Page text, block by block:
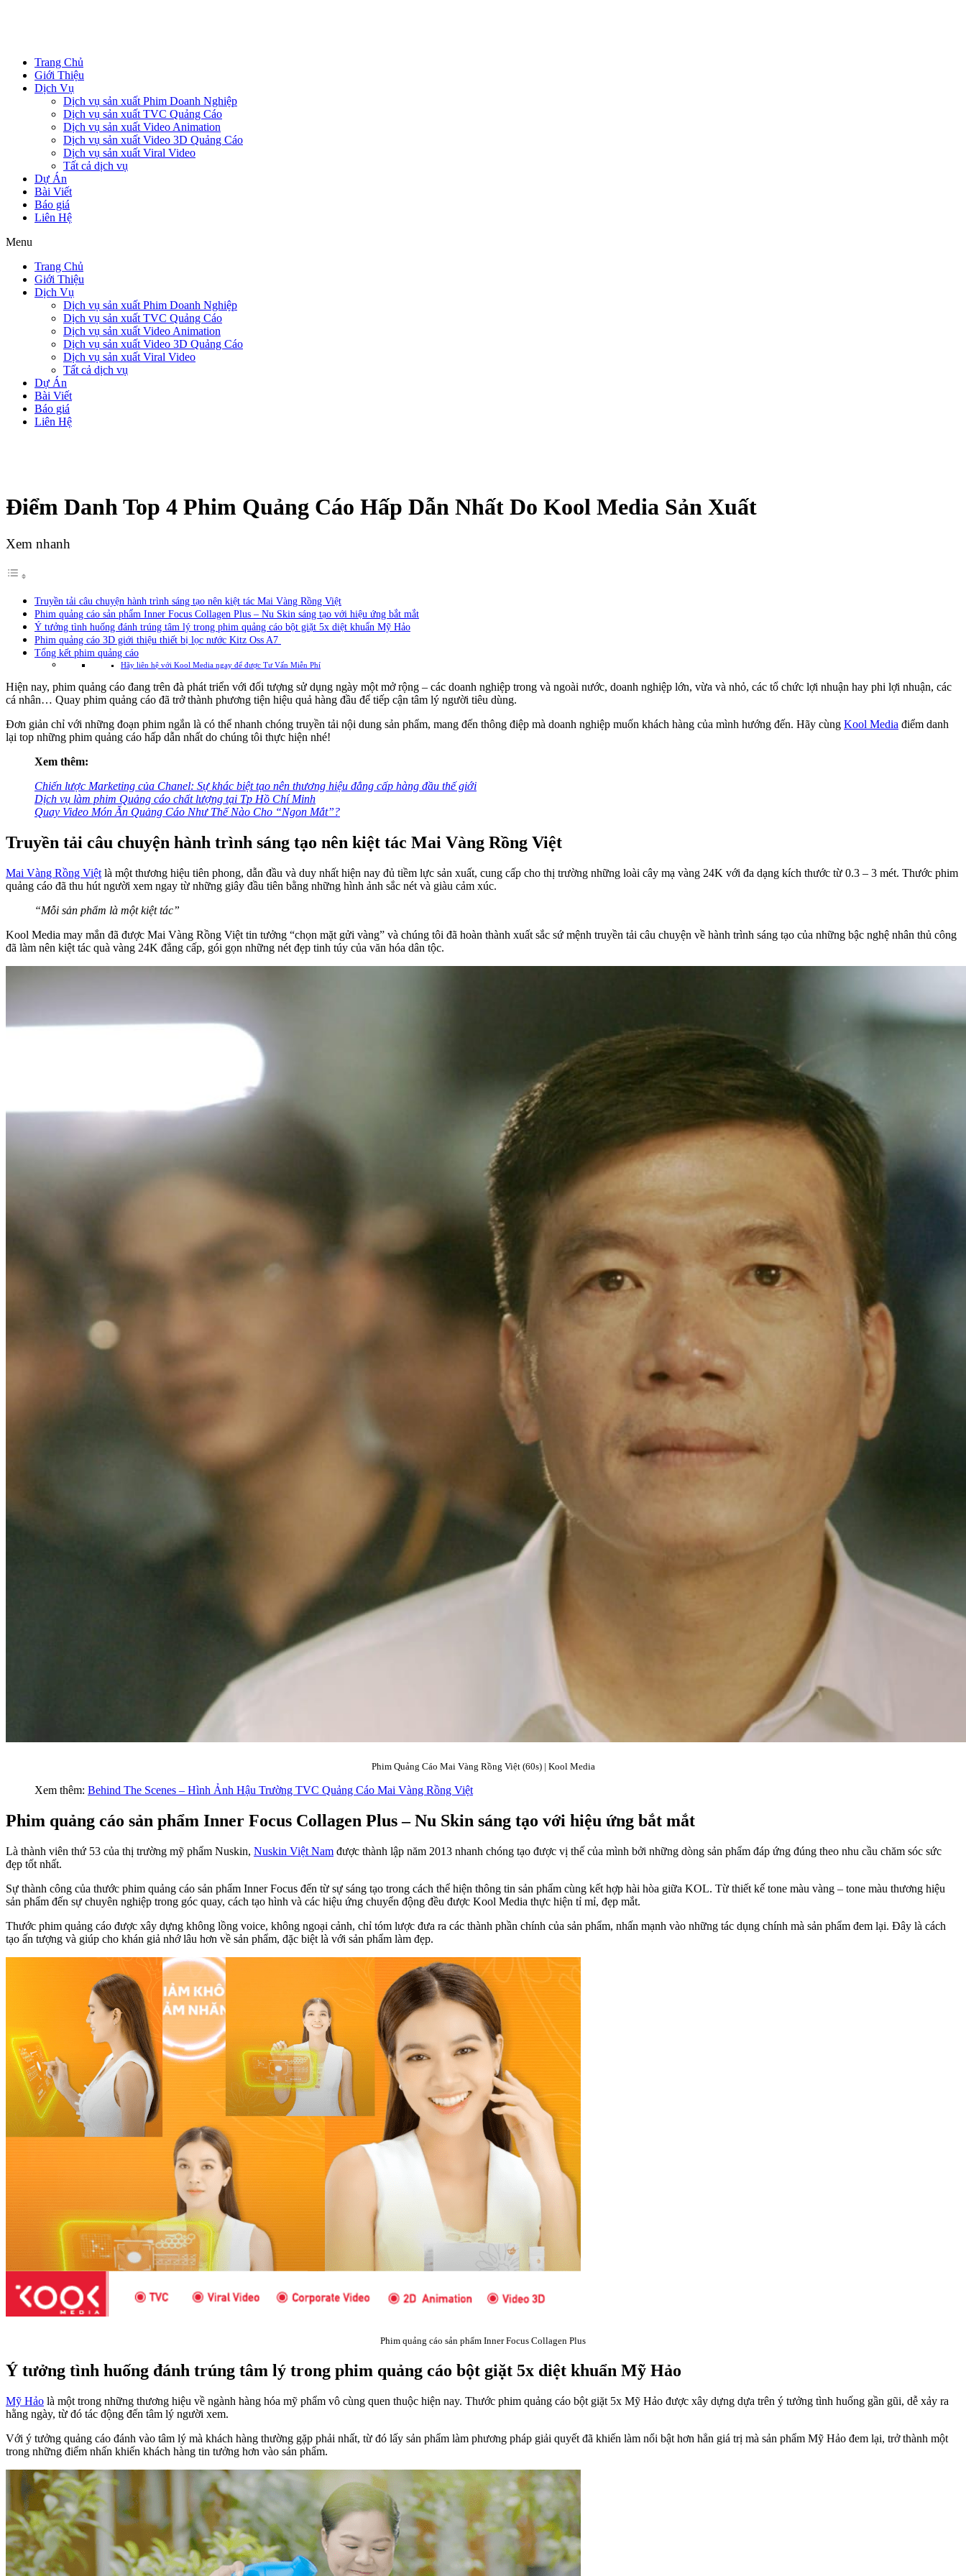
Trang Chủ
Giới Thiệu
Dịch Vụ
Dịch vụ sản xuất Phim Doanh Nghiệp
Dịch vụ sản xuất TVC Quảng Cáo
Dịch vụ sản xuất Video Animation
Dịch vụ sản xuất Video 3D Quảng Cáo
Dịch vụ sản xuất Viral Video
Tất cả dịch vụ
Dự Án
Bài Viết
Báo giá
Liên Hệ
Menu
Trang Chủ
Giới Thiệu
Dịch Vụ
Dịch vụ sản xuất Phim Doanh Nghiệp
Dịch vụ sản xuất TVC Quảng Cáo
Dịch vụ sản xuất Video Animation
Dịch vụ sản xuất Video 3D Quảng Cáo
Dịch vụ sản xuất Viral Video
Tất cả dịch vụ
Dự Án
Bài Viết
Báo giá
Liên Hệ
Điểm Danh Top 4 Phim Quảng Cáo Hấp Dẫn Nhất Do Kool Media Sản Xuất
Xem nhanh
Truyền tải câu chuyện hành trình sáng tạo nên kiệt tác Mai Vàng Rồng Việt
Phim quảng cáo sản phẩm Inner Focus Collagen Plus – Nu Skin sáng tạo với hiệu ứng bắt mắt
Ý tưởng tình huống đánh trúng tâm lý trong phim quảng cáo bột giặt 5x diệt khuẩn Mỹ Hảo
Phim quảng cáo 3D giới thiệu thiết bị lọc nước Kitz Oss A7
Tổng kết phim quảng cáo
Hãy liên hệ với Kool Media ngay để được Tư Vấn Miễn Phí
Hiện nay, phim quảng cáo đang trên đà phát triển với đối tượng sử dụng ngày một mở rộng – các doanh nghiệp trong và ngoài nước, doanh nghiệp lớn, vừa và nhỏ, các tổ chức lợi nhuận hay phi lợi nhuận, các
cá nhân… Quay phim quảng cáo đã trở thành phương tiện hiệu quả hàng đầu để tiếp cận tâm lý người tiêu dùng.
Đơn giản chỉ với những đoạn phim ngắn là có thể nhanh chóng truyền tải nội dung sản phẩm, mang đến thông điệp mà doanh nghiệp muốn khách hàng của mình hướng đến. Hãy cùng Kool Media điểm danh
lại top những phim quảng cáo hấp dẫn nhất do chúng tôi thực hiện nhé!
Xem thêm:
Chiến lược Marketing của Chanel: Sự khác biệt tạo nên thương hiệu đẳng cấp hàng đầu thế giới
Dịch vụ làm phim Quảng cáo chất lượng tại Tp Hồ Chí Minh
Quay Video Món Ăn Quảng Cáo Như Thế Nào Cho “Ngon Mắt”?
Truyền tải câu chuyện hành trình sáng tạo nên kiệt tác Mai Vàng Rồng Việt
Mai Vàng Rồng Việt là một thương hiệu tiên phong, dẫn đầu và duy nhất hiện nay đủ tiềm lực sản xuất, cung cấp cho thị trường những loài cây mạ vàng 24K với đa dạng kích thước từ 0.3 – 3 mét. Thước phim
quảng cáo đã thu hút người xem ngay từ những giây đầu tiên bằng những hình ảnh sắc nét và giàu cảm xúc.
“Mỗi sản phẩm là một kiệt tác”
Kool Media may mắn đã được Mai Vàng Rồng Việt tin tưởng “chọn mặt gửi vàng” và chúng tôi đã hoàn thành xuất sắc sứ mệnh truyền tải câu chuyện về hành trình sáng tạo của những bậc nghệ nhân thủ công
đã làm nên kiệt tác quà vàng 24K đẳng cấp, gói gọn những nét đẹp tinh túy của văn hóa dân tộc.
Phim Quảng Cáo Mai Vàng Rồng Việt (60s) | Kool Media
Xem thêm: Behind The Scenes – Hình Ảnh Hậu Trường TVC Quảng Cáo Mai Vàng Rồng Việt
Phim quảng cáo sản phẩm Inner Focus Collagen Plus – Nu Skin sáng tạo với hiệu ứng bắt mắt
Là thành viên thứ 53 của thị trường mỹ phẩm Nuskin, Nuskin Việt Nam được thành lập năm 2013 nhanh chóng tạo được vị thế của mình bởi những dòng sản phẩm đáp ứng đúng theo nhu cầu chăm sóc sức
đẹp tốt nhất.
Sự thành công của thước phim quảng cáo sản phẩm Inner Focus đến từ sự sáng tạo trong cách thể hiện thông tin sản phẩm cùng kết hợp hài hòa giữa KOL. Từ thiết kế tone màu vàng – tone màu thương hiệu
sản phẩm đến sự chuyên nghiệp trong góc quay, cách tạo hình và các hiệu ứng chuyển động đều được Kool Media thực hiện tỉ mỉ, đẹp mắt.
Thước phim quảng cáo được xây dựng không lồng voice, không ngoại cảnh, chỉ tóm lược đưa ra các thành phần chính của sản phẩm, nhấn mạnh vào những tác dụng chính mà sản phẩm đem lại. Đây là cách
tạo ấn tượng và giúp cho khán giả nhớ lâu hơn về sản phẩm, đặc biệt là với sản phẩm làm đẹp.
Phim quảng cáo sản phẩm Inner Focus Collagen Plus
Ý tưởng tình huống đánh trúng tâm lý trong phim quảng cáo bột giặt 5x diệt khuẩn Mỹ Hảo
Mỹ Hảo là một trong những thương hiệu về ngành hàng hóa mỹ phẩm vô cùng quen thuộc hiện nay. Thước phim quảng cáo bột giặt 5x Mỹ Hảo được xây dựng dựa trên ý tưởng tình huống gần gũi, dễ xảy ra
hằng ngày, từ đó tác động đến tâm lý người xem.
Với ý tưởng quảng cáo đánh vào tâm lý mà khách hàng thường gặp phải nhất, từ đó lấy sản phẩm làm phương pháp giải quyết đã khiến làm nổi bật hơn hẳn giá trị mà sản phẩm Mỹ Hảo đem lại, trở thành một
trong những điểm nhấn khiến khách hàng tin tưởng hơn vào sản phẩm.